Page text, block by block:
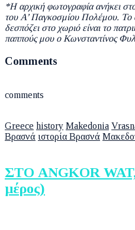
*Η αρχική φωτογραφία ανήκει
του A’ Παγκοσμίου Πολέμου. Το
δεσπόζει στο χωριό είναι το
παππούς μου ο Κωνσταντίνος
Comments
comments
Greece history Makedonia
Βρασνά ιστορία Βρασνά
ΣΤΟ ANGKOR
μέρος)